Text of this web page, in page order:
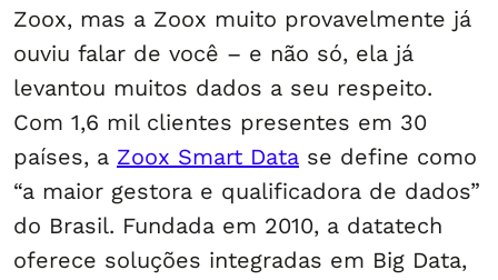
Zoox, mas a Zoox muito provavelmente já
ouviu falar de você – e não só, ela já
levantou muitos dados a seu respeito.
Com 1,6 mil clientes presentes em 30
países, a Zoox Smart Data se define como
“a maior gestora e qualificadora de dados”
do Brasil. Fundada em 2010, a datatech
oferece soluções integradas em Big Data,